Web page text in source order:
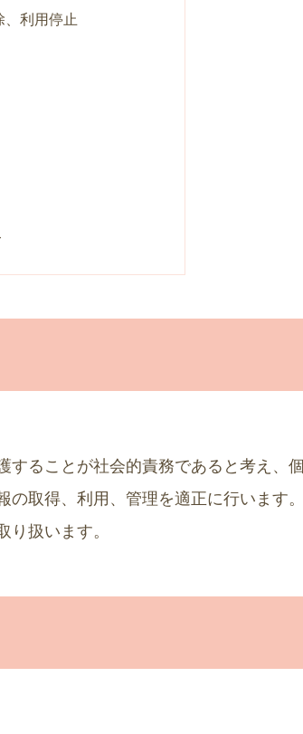
利用停止
することが社会的責務であると考え、個
取得、利用、管理を適正に行います。
扱います。